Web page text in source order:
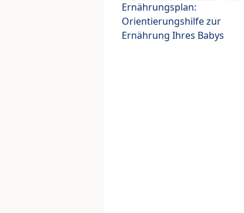
Ernährungsplan:
Orientierungshilfe zur
Ernährung Ihres Babys